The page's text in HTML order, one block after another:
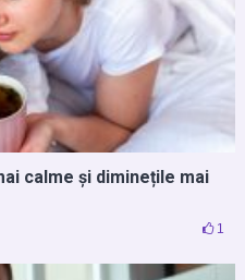
calme și diminețile mai
1